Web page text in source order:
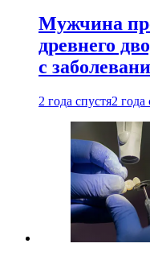
Мужчина
древнего
с
2 года спустя2 года